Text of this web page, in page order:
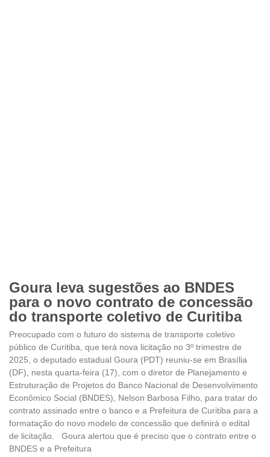
Goura leva sugestões ao BNDES
para o novo contrato de concessão
do transporte coletivo de Curitiba
Preocupado com o futuro do sistema de transporte coletivo
público de Curitiba, que terá nova licitação no 3º trimestre de
2025, o deputado estadual Goura (PDT) reuniu-se em Brasília
(DF), nesta quarta-feira (17), com o diretor de Planejamento e
Estruturação de Projetos do Banco Nacional de Desenvolvimento
Econômico Social (BNDES), Nelson Barbosa Filho, para tratar do
contrato assinado entre o banco e a Prefeitura de Curitiba para a
formatação do novo modelo de concessão que definirá o edital
de licitação. Goura alertou que é preciso que o contrato entre o
BNDES e a Prefeitura